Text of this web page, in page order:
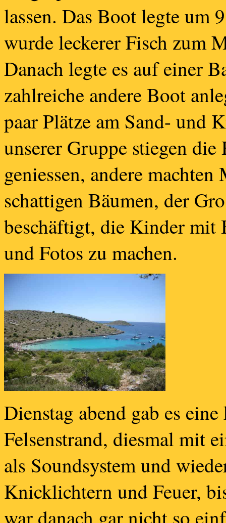
lassen. Das Boot legte um
wurde leckerer Fisch zum
Danach legte es auf einer
zahlreiche andere Boot
paar Plätze am Sand- und
unserer Gruppe stiegen
geniessen, andere
schattigen Bäumen, der
beschäftigt, die Kinder mit
und Fotos zu machen.
Dienstag abend gab es
Felsenstrand, diesmal mit
als Soundsystem und
Knicklichtern und Feuer,
war danach gar nicht so